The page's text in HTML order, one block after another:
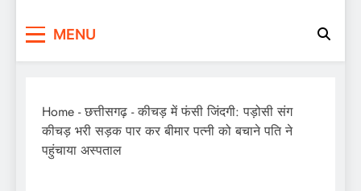
MENU
Home -छत्तीसगढ़ -कीचड़ में फंसी जिंदगी: पड़ोसी संग
कीचड़ भरी सड़क पार कर बीमार पत्नी को बचाने पति ने
पहुंचाया अस्पताल